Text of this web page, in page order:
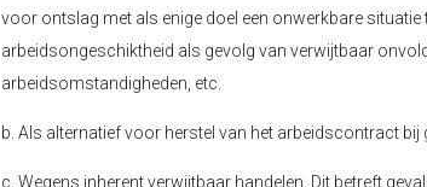
voor ontslag met als enige doel een onwerkbare situatie
arbeidsongeschiktheid als gevolg van verwijtbaar
arbeidsomstandigheden, etc.
b. Als alternatief voor herstel van het arbeidscontract bij
c. Wegens inherent verwijtbaar handelen. Dit betreft